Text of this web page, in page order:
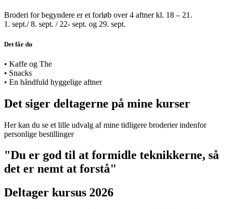
Broderi for begyndere er et forløb over 4 aftner kl. 18 – 21.
1. sept./ 8. sept. / 22- sept. og 29. sept.
Det får du
• Kaffe og The
• Snacks
• En håndfuld hyggelige aftner
Det siger deltagerne på mine kurser
Her kan du se et lille udvalg af mine tidligere broderier indenfor
personlige bestillinger
"Du er god til at formidle teknikkerne, så
det er nemt at forstå"
Deltager kursus 2026